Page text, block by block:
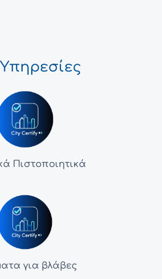
Πιστοποιητικά
για βλάβες